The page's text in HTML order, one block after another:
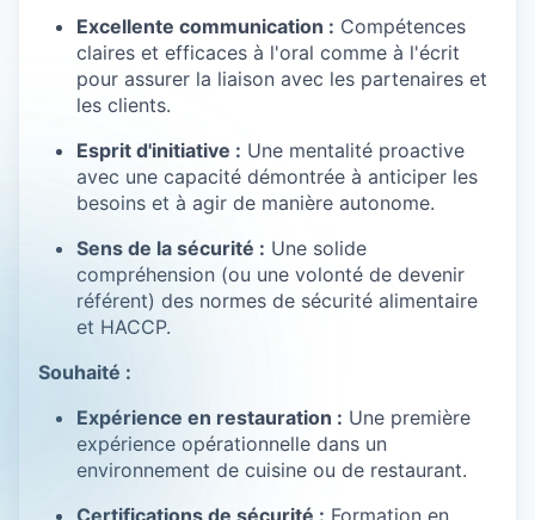
Excellente communication : Compétences
claires et efficaces à l'oral comme à l'écrit
pour assurer la liaison avec les partenaires et
les clients.
Esprit d'initiative : Une mentalité proactive
avec une capacité démontrée à anticiper les
besoins et à agir de manière autonome.
Sens de la sécurité : Une solide
compréhension (ou une volonté de devenir
référent) des normes de sécurité alimentaire
et HACCP.
Souhaité :
Expérience en restauration : Une première
expérience opérationnelle dans un
environnement de cuisine ou de restaurant.
Certifications de sécurité : Formation en